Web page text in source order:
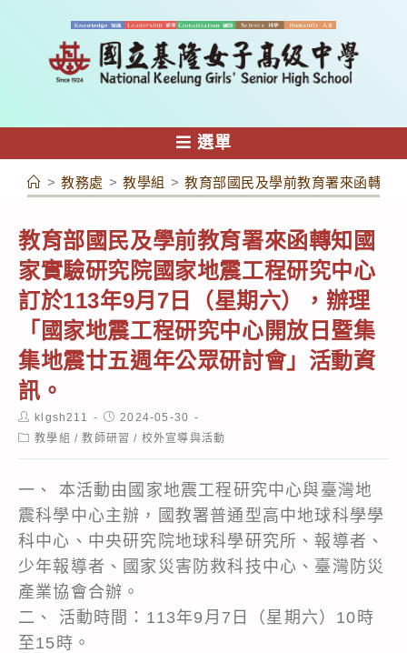
容
選單
> 教務處 > 教學組 > 教育部國民及學前教育署來函轉知
教育部國民及學前教育署來函轉知國
家實驗研究院國家地震工程研究中心
訂於113年9月7日（星期六），辦理
「國家地震工程研究中心開放日暨集
集地震廿五週年公眾研討會」活動資
訊。
Post
author:
klgsh211
Post
published:
2024-05-30
Post教學組 / 教師研習 / 校外宣導與活動
一、 本活動由國家地震工程研究中心與臺灣地
震科學中心主辦，國教署普通型高中地球科學學
科中心、中央研究院地球科學研究所、報導者、
少年報導者、國家災害防救科技中心、臺灣防災
產業協會合辦。
二、 活動時間：113年9月7日（星期六）10時
至15時。